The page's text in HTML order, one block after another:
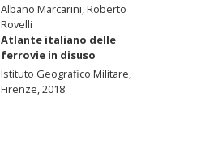
Albano Marcarini, Roberto
Rovelli
Atlante italiano delle
ferrovie in disuso
Istituto Geografico Militare,
Firenze, 2018